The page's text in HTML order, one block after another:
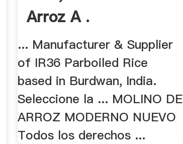
Arroz A .
... Manufacturer & Supplier
of IR36 Parboiled Rice
based in Burdwan, India.
Seleccione la ... MOLINO DE
ARROZ MODERNO NUEVO
Todos los derechos ...